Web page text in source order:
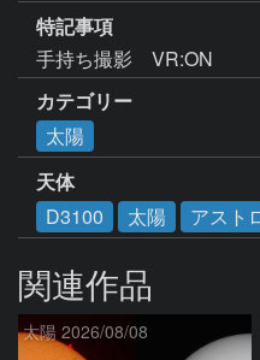
特記事項
手持ち撮影　VR:ON
カテゴリー
太陽
天体
D3100
太陽 アスト
関連作品
太陽 2026/08/08